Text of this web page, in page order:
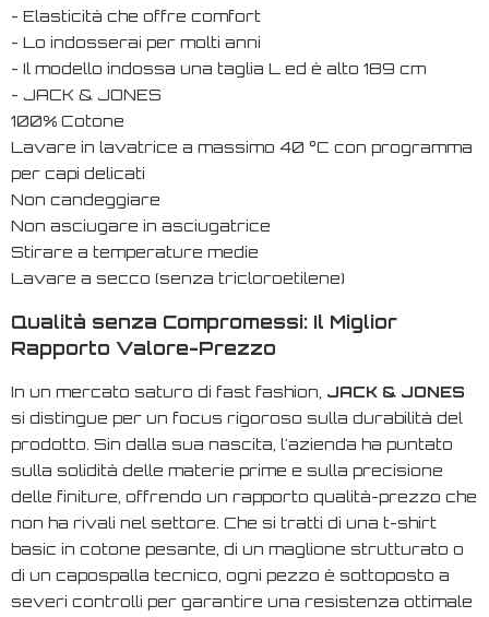
- Elasticità che offre comfort
- Lo indosserai per molti anni
- Il modello indossa una taglia L ed è alto 189 cm
- JACK & JONES
100% Cotone
Lavare in lavatrice a massimo 40 °C con programma
per capi delicati
Non candeggiare
Non asciugare in asciugatrice
Stirare a temperature medie
Lavare a secco (senza tricloroetilene)
Qualità senza Compromessi: Il Miglior
Rapporto Valore-Prezzo
In un mercato saturo di fast fashion, JACK & JONES
si distingue per un focus rigoroso sulla durabilità del
prodotto. Sin dalla sua nascita, l'azienda ha puntato
sulla solidità delle materie prime e sulla precisione
delle finiture, offrendo un rapporto qualità-prezzo che
non ha rivali nel settore. Che si tratti di una t-shirt
basic in cotone pesante, di un maglione strutturato o
di un capospalla tecnico, ogni pezzo è sottoposto a
severi controlli per garantire una resistenza ottimale